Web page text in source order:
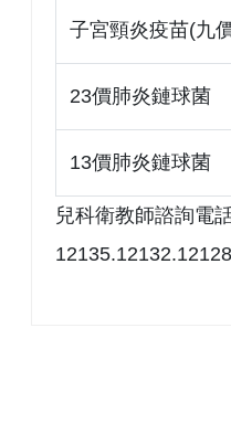
子宮頸炎疫苗(九
23價肺炎鏈球菌
13價肺炎鏈球菌
兒科衛教師諮詢電
12135.12132.12128